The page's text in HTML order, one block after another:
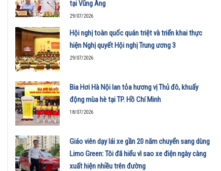
tại Vũng Áng
29/07/2026
Hội nghị toàn quốc quán triệt và triển khai thực
hiện Nghị quyết Hội nghị Trung ương 3
29/07/2026
Bia Hơi Hà Nội lan tỏa hương vị Thủ đô, khuấy
động mùa hè tại TP. Hồ Chí Minh
18/07/2026
Giáo viên dạy lái xe gần 20 năm chuyển sang dùng
Limo Green: Tôi đã hiểu vì sao xe điện ngày càng
xuất hiện nhiều trên đường